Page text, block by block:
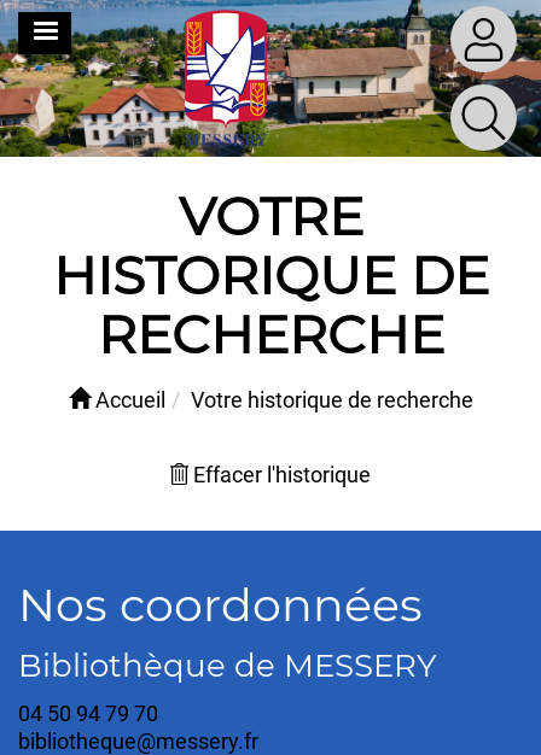
Aller
au
contenu
principal
MENU
VOTRE
HISTORIQUE DE
RECHERCHE
Accueil Votre historique de recherche
Effacer l'historique
Nos coordonnées
Bibliothèque de MESSERY
04 50 94 79 70
bibliotheque@messery.fr